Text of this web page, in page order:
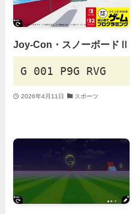
Joy-Con・スノーボードⅡ
G 001 P9G RVG
2026年4月11日 スポーツ